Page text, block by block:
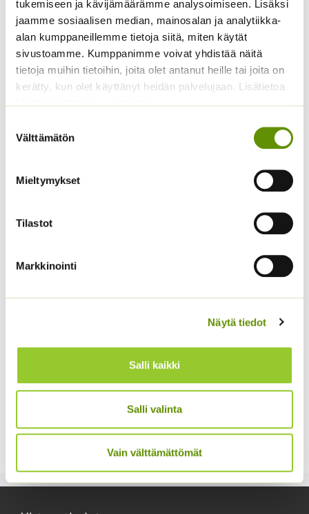
tukemiseen ja kävijämäärämme analysoimiseen. Lisäksi
jaamme sosiaalisen median, mainosalan ja analytiikka-
alan kumppaneillemme tietoja siitä, miten käytät
sivustoamme. Kumppanimme voivat yhdistää näitä
tietoja muihin tietoihin, joita olet antanut heille tai joita on
kerätty, kun olet käyttänyt heidän palvelujaan. Lisätietoa
käyttämistämme evästeistä
valinta
Välttämätön
Mieltymykset
Tilastot
Markkinointi
Näytä tiedot
Salli kaikki
Salli valinta
Vain välttämättömät
2,80€ Sisältää arvonlisäveron 2,70€ Sisältää arvonlisäveron
Kiinanasteri Matador
Sisältää arvonlisäveron
Kiinanasteri Benary’s
Princess
(jättiläisprinsessa) 100
s.
Kukontöyhtö New Look
40 s.